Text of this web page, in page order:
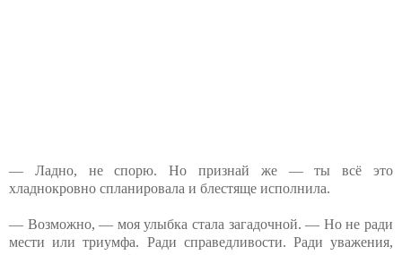
— Ладно, не спорю. Но признай же — ты всё это
хладнокровно спланировала и блестяще исполнила.
— Возможно, — моя улыбка стала загадочной. — Но не ради
мести или триумфа. Ради справедливости. Ради уважения,